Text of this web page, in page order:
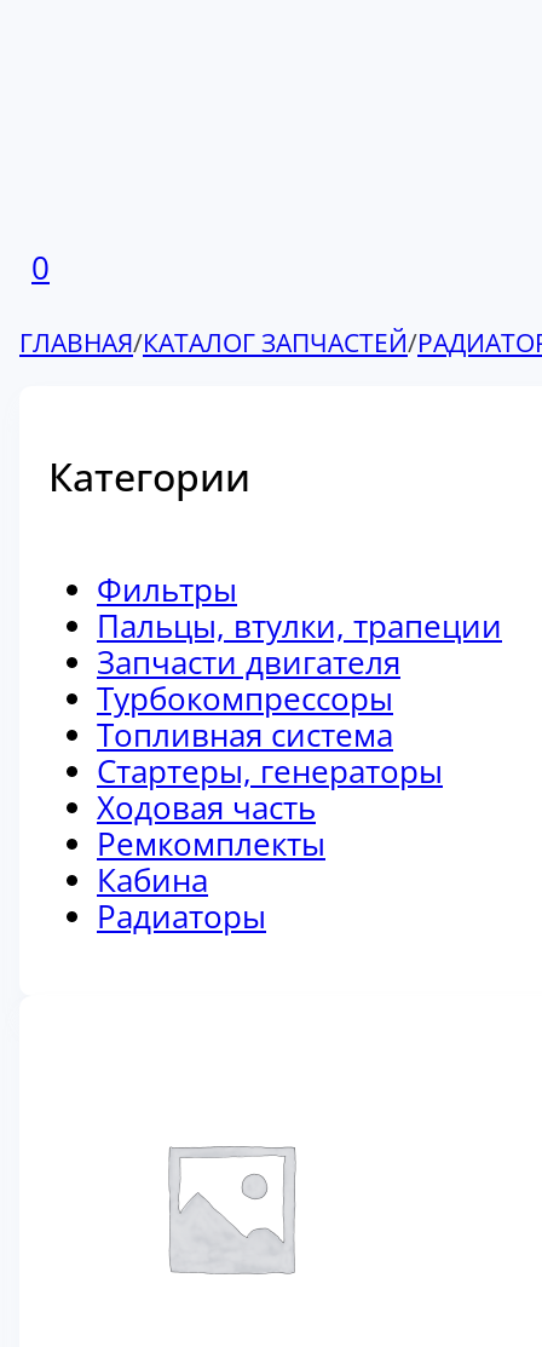
0
ГЛАВНАЯ/КАТАЛОГ ЗАПЧАСТЕЙ/
Категории
Фильтры
Пальцы, втулки, трапеции
Запчасти двигателя
Турбокомпрессоры
Топливная система
Стартеры, генераторы
Ходовая часть
Ремкомплекты
Кабина
Радиаторы